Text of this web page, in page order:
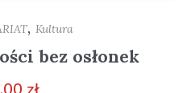
, Kultura
bez osłonek